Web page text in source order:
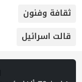
ثقافة وفنون
قالت اسرائيل